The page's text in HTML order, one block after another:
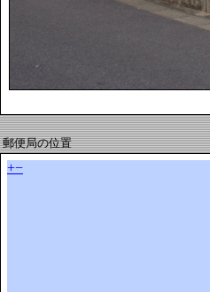
郵便局の位置